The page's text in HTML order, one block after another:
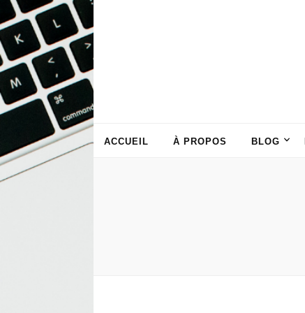
ACCUEIL À PROPOS BLOG